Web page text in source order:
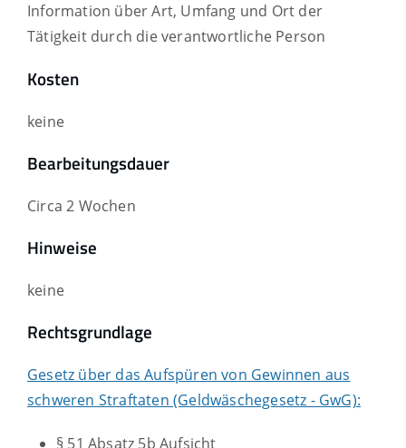
Information über Art, Umfang und Ort der
Tätigkeit durch die verantwortliche Person
Kosten
keine
Bearbeitungsdauer
Circa 2 Wochen
Hinweise
keine
Rechtsgrundlage
Gesetz über das Aufspüren von Gewinnen aus
schweren Straftaten (Geldwäschegesetz - GwG):
§ 51 Absatz 5b Aufsicht